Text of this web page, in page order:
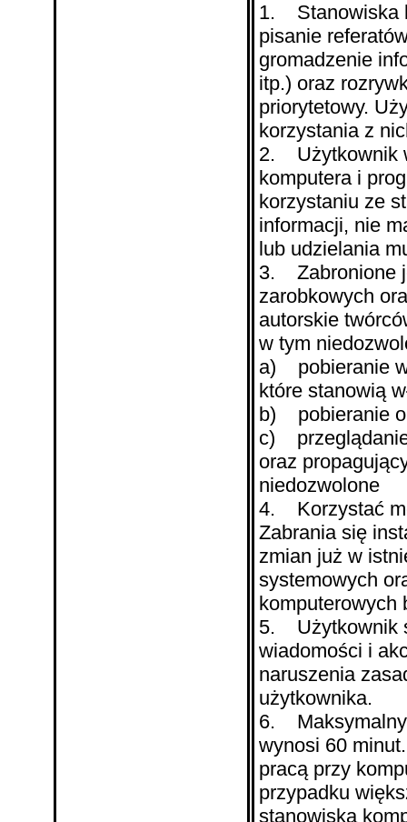
1. Stanowiska
pisanie
gromadzenie
itp.) oraz
priorytetowy.
korzystania z
2. Użytkownik
komputera i
korzystaniu ze
informacji, nie
lub udzielania
3. Zabronione
zarobkowych
autorskie
w tym
a) pobieranie
które stanowią
b) pobieranie
c) przeglądanie
oraz
niedozwolone
4. Korzystać
Zabrania się
zmian już w
systemowych
komputerowych
5. Użytkownik
wiadomości i
naruszenia
użytkownika.
6. Maksymalny
wynosi 60
pracą przy
przypadku
stanowiska